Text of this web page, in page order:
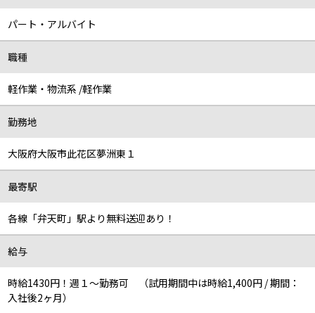
パート・アルバイト
職種
軽作業・物流系 /軽作業
勤務地
大阪府大阪市此花区夢洲東１
最寄駅
各線「弁天町」駅より無料送迎あり！
給与
時給1430円！週１～勤務可 （試用期間中は時給1,400円 / 期間：
入社後2ヶ月）